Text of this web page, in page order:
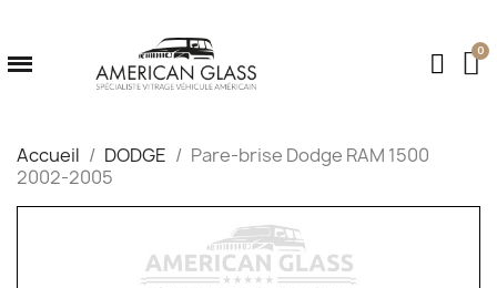
Accueil DODGE
Pare-brise Dodge RAM 1500
2002-2005